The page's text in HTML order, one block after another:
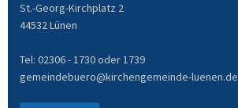
St.-Georg-Kirchplatz 2
44532 Lünen
Tel: 02306 - 1730 oder 1739
gemeindebuero@kirchengemeinde-luenen.de